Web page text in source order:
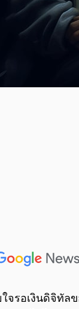
จรอเงินดิจิทัลข